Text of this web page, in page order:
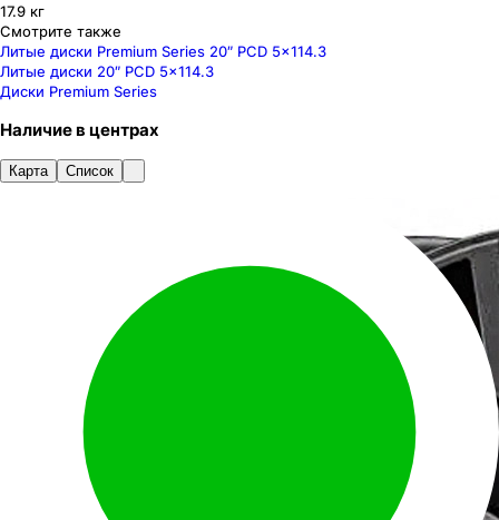
17.9 кг
Смотрите также
Литые диски Premium Series 20″ PCD 5x114.3
Литые диски 20″ PCD 5x114.3
Диски Premium Series
Наличиев центрах
Карта Список